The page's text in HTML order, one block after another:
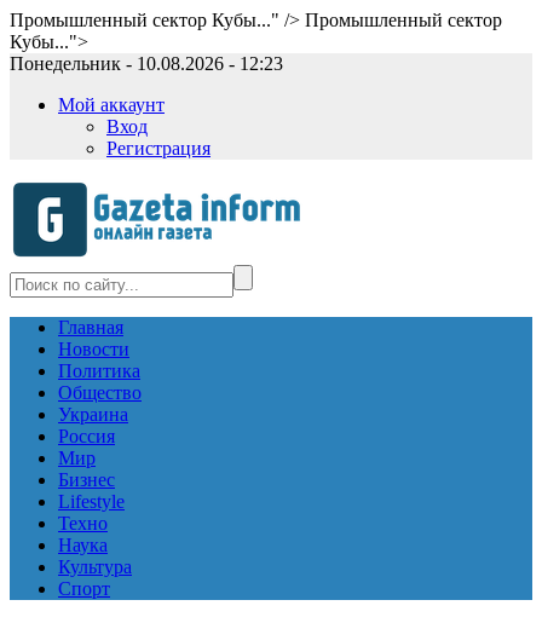
Промышленный сектор Кубы..." /> Промышленный сектор
Кубы...">
Понедельник - 10.08.2026 - 12:23
Мой аккаунт
Вход
Регистрация
Главная
Новости
Политика
Общество
Украина
Россия
Мир
Бизнес
Lifestyle
Техно
Наука
Культура
Спорт